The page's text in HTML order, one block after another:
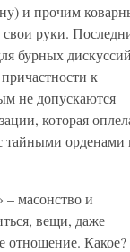
и прочим
свои руки.
бурных
к
не допускаются
которая
тайными орденами
– масонство и
вещи, даже
отношение. Какое?